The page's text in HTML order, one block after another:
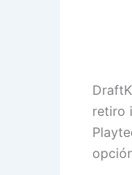
retiro